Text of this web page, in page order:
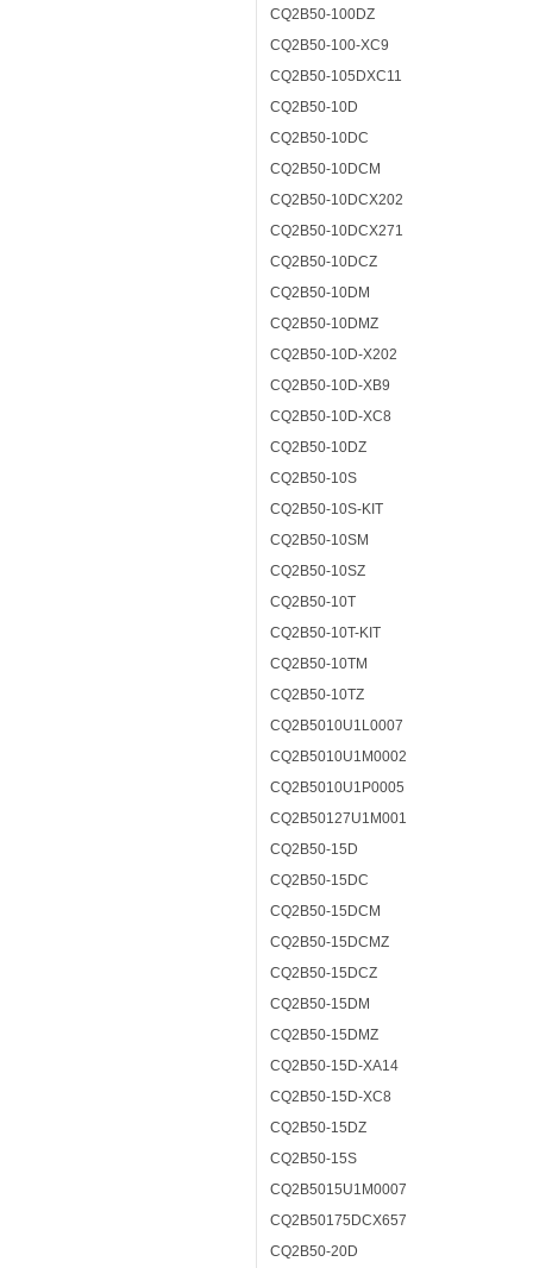
CQ2B50-100DZ
CQ2B50-100-XC9
CQ2B50-105DXC11
CQ2B50-10D
CQ2B50-10DC
CQ2B50-10DCM
CQ2B50-10DCX202
CQ2B50-10DCX271
CQ2B50-10DCZ
CQ2B50-10DM
CQ2B50-10DMZ
CQ2B50-10D-X202
CQ2B50-10D-XB9
CQ2B50-10D-XC8
CQ2B50-10DZ
CQ2B50-10S
CQ2B50-10S-KIT
CQ2B50-10SM
CQ2B50-10SZ
CQ2B50-10T
CQ2B50-10T-KIT
CQ2B50-10TM
CQ2B50-10TZ
CQ2B5010U1L0007
CQ2B5010U1M0002
CQ2B5010U1P0005
CQ2B50127U1M001
CQ2B50-15D
CQ2B50-15DC
CQ2B50-15DCM
CQ2B50-15DCMZ
CQ2B50-15DCZ
CQ2B50-15DM
CQ2B50-15DMZ
CQ2B50-15D-XA14
CQ2B50-15D-XC8
CQ2B50-15DZ
CQ2B50-15S
CQ2B5015U1M0007
CQ2B50175DCX657
CQ2B50-20D